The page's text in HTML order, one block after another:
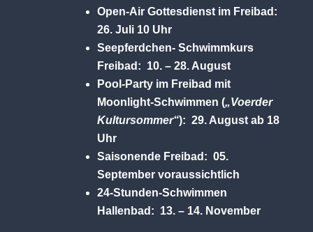
Open-Air Gottesdienst im Freibad:
26. Juli 10 Uhr
Seepferdchen- Schwimmkurs
Freibad: 10. – 28. August
Pool-Party im Freibad mit
Moonlight-Schwimmen („Voerder
Kultursommer“): 29. August ab 18
Uhr
Saisonende Freibad: 05.
September voraussichtlich
24-Stunden-Schwimmen
Hallenbad: 13. – 14. November